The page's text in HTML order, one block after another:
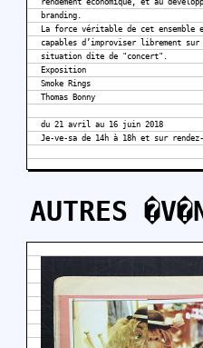
rendement économique, et au
branding.
La force véritable de cet
capables d’improviser librement
situation dite de "concert".
Exposition
Smoke Rings
Thomas Bonny
du 21 avril au 16 juin 2018
Je-ve-sa de 14h à 18h et sur rendez-
AUTRES